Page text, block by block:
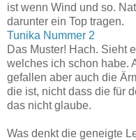
ist wenn Wind und so.
darunter ein Top tragen.
Tunika Nummer 2
Das Muster! Hach. Sieht
welches ich schon habe.
gefallen aber auch die
die ist, nicht dass die für
das nicht glaube.
Was denkt die geneigte